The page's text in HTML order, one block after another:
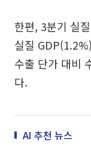
한편, 3분기 실
실질
수출 단가 대비
다.
AI 추천 뉴스